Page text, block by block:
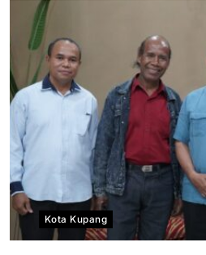
Kota Kupang